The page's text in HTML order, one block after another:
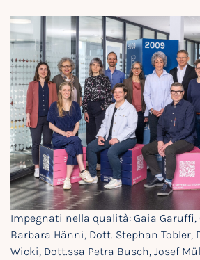
Impegnati nella qualità: Gaia Garuffi,
Barbara Hänni, Dott. Stephan Tobler,
Wicki, Dott.ssa Petra Busch, Josef